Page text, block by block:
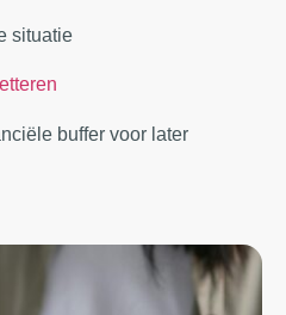
situatie
buffer voor later